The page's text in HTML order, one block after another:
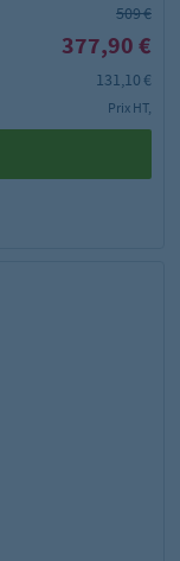
509 €
377,90 €
131,10 €
Prix HT,